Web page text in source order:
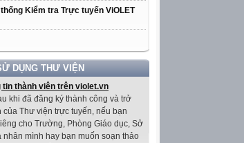
Kiểm tra Trực tuyến ViOLET
DỤNG THƯ VIỆN
tin thành viên trên violet.vn
khi đã đăng ký thành công và trở
của Thư viện trực tuyến, nếu bạn
cho Trường, Phòng Giáo dục, Sở
nhân mình hay bạn muốn soạn thảo